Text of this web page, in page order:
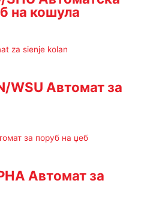
на кошула
WSU Автомат за
Автомат за